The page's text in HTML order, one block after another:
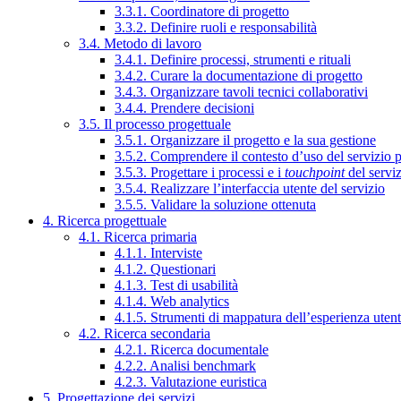
3.3.1. Coordinatore di progetto
3.3.2. Definire ruoli e responsabilità
3.4. Metodo di lavoro
3.4.1. Definire processi, strumenti e rituali
3.4.2. Curare la documentazione di progetto
3.4.3. Organizzare tavoli tecnici collaborativi
3.4.4. Prendere decisioni
3.5. Il processo progettuale
3.5.1. Organizzare il progetto e la sua gestione
3.5.2. Comprendere il contesto d’uso del servizio
3.5.3. Progettare i processi e i touchpointdel
3.5.4. Realizzare l’interfaccia utente del servizio
3.5.5. Validare la soluzione ottenuta
4. Ricerca progettuale
4.1. Ricerca primaria
4.1.1. Interviste
4.1.2. Questionari
4.1.3. Test di usabilità
4.1.4. Web analytics
4.1.5. Strumenti di mappatura dell’esperienza
4.2. Ricerca secondaria
4.2.1. Ricerca documentale
4.2.2. Analisi benchmark
4.2.3. Valutazione euristica
5. Progettazione dei servizi